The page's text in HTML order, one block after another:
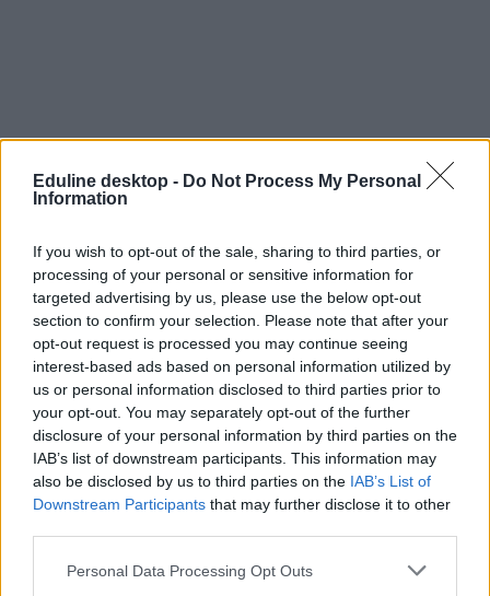
Eduline desktop - Do Not Process My Personal
Information
If you wish to opt-out of the sale, sharing to third parties, or
processing of your personal or sensitive information for
targeted advertising by us, please use the below opt-out
section to confirm your selection. Please note that after your
opt-out request is processed you may continue seeing
interest-based ads based on personal information utilized by
us or personal information disclosed to third parties prior to
your opt-out. You may separately opt-out of the further
disclosure of your personal information by third parties on the
IAB’s list of downstream participants. This information may
also be disclosed by us to third parties on the IAB’s List of
Downstream Participants that may further disclose it to other
Personal Data Processing Opt Outs
nemzetközi nyelvvizsgák
TOEFL
CPE
PET
CAE
mintafeladatok